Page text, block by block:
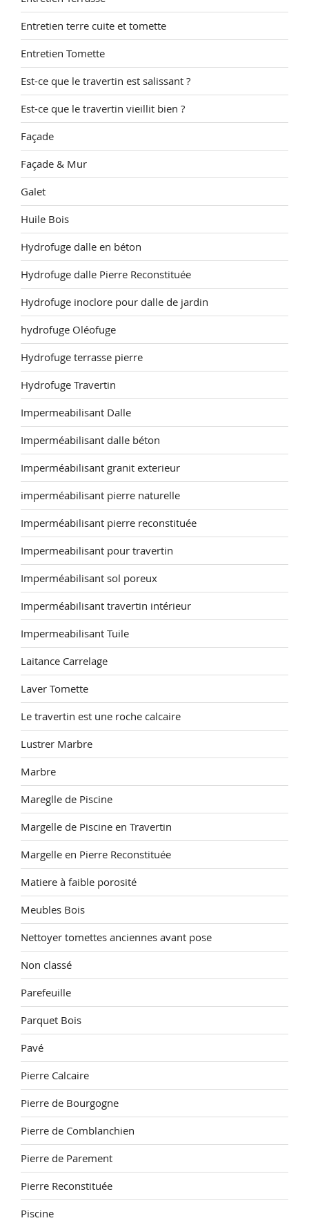
Entretien terre cuite et tomette
Entretien Tomette
Est-ce que le travertin est salissant ?
Est-ce que le travertin vieillit bien ?
Façade
Façade & Mur
Galet
Huile Bois
Hydrofuge dalle en béton
Hydrofuge dalle Pierre Reconstituée
Hydrofuge inoclore pour dalle de jardin
hydrofuge Oléofuge
Hydrofuge terrasse pierre
Hydrofuge Travertin
Impermeabilisant Dalle
Imperméabilisant dalle béton
Imperméabilisant granit exterieur
imperméabilisant pierre naturelle
Imperméabilisant pierre reconstituée
Impermeabilisant pour travertin
Imperméabilisant sol poreux
Imperméabilisant travertin intérieur
Impermeabilisant Tuile
Laitance Carrelage
Laver Tomette
Le travertin est une roche calcaire
Lustrer Marbre
Marbre
Mareglle de Piscine
Margelle de Piscine en Travertin
Margelle en Pierre Reconstituée
Matiere à faible porosité
Meubles Bois
Nettoyer tomettes anciennes avant pose
Non classé
Parefeuille
Parquet Bois
Pavé
Pierre Calcaire
Pierre de Bourgogne
Pierre de Comblanchien
Pierre de Parement
Pierre Reconstituée
Piscine